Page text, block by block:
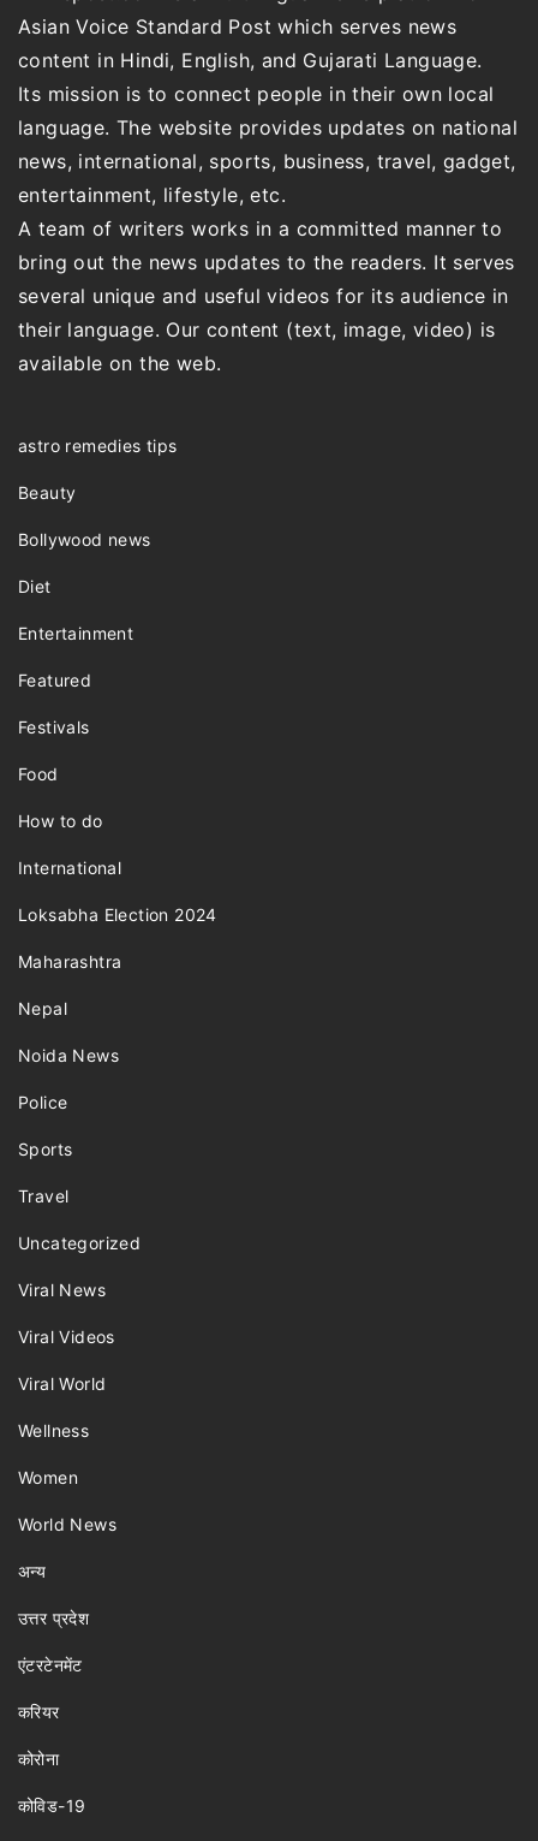
Asian Voice Standard Post which serves news
content in Hindi, English, and Gujarati Language.
Its mission is to connect people in their own local
language. The website provides updates on national
news, international, sports, business, travel, gadget,
entertainment, lifestyle, etc.
A team of writers works in a committed manner to
bring out the news updates to the readers. It serves
several unique and useful videos for its audience in
their language. Our content (text, image, video) is
available on the web.
astro remedies tips
Beauty
Bollywood news
Diet
Entertainment
Featured
Festivals
Food
How to do
International
Loksabha Election 2024
Maharashtra
Nepal
Noida News
Police
Sports
Travel
Uncategorized
Viral News
Viral Videos
Viral World
Wellness
Women
World News
अन्य
उत्तर प्रदेश
एंटरटेनमेंट
करियर
कोरोना
कोविड-19